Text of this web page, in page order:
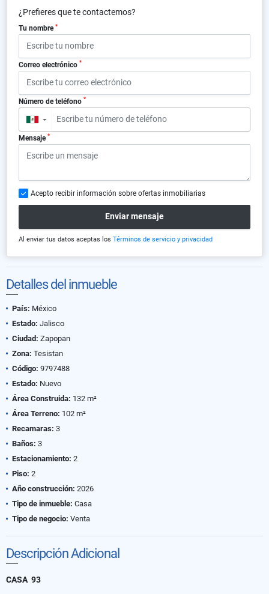
¿Prefieres que te contactemos?
Tu nombre *
Correo electrónico *
Número de teléfono *
▼
Mensaje *
Acepto recibir información sobre ofertas inmobiliarias
Enviar mensaje
Al enviar tus datos aceptas los Términos de servicio y privacidad
Detalles del inmueble
País: México
Estado: Jalisco
Ciudad: Zapopan
Zona: Tesistan
Código: 9797488
Estado: Nuevo
Área Construida: 132 m²
Área Terreno: 102 m²
Recamaras: 3
Baños: 3
Estacionamiento: 2
Piso: 2
Año construcción: 2026
Tipo de inmueble: Casa
Tipo de negocio: Venta
Descripción Adicional
CASA 93